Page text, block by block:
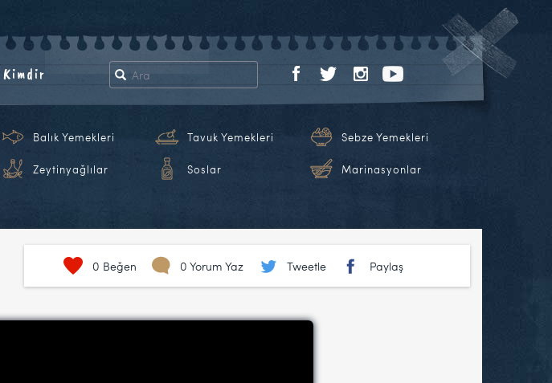
Kimdir
Balık Yemekleri Tavuk Yemekleri Sebze Yemekleri
Zeytinyağlılar Soslar Marinasyonlar
0 Beğen 0 Yorum Yaz Tweetle Paylaş